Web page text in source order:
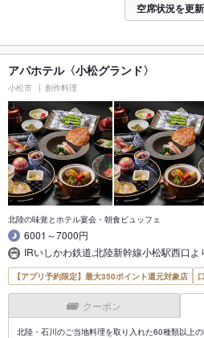
空席状況を更
アパホテル〈小松グランド〉
小松市 創作料理
北陸の味覚とホテル宴会・朝食ビュッフェ
6001～7000円
IRいしかわ鉄道,北陸新幹線小松駅西口
【アプリ予約限定】最大350ポイント還元対象店
クーポン
北陸・石川のご当地料理を取り入れた60種類以上